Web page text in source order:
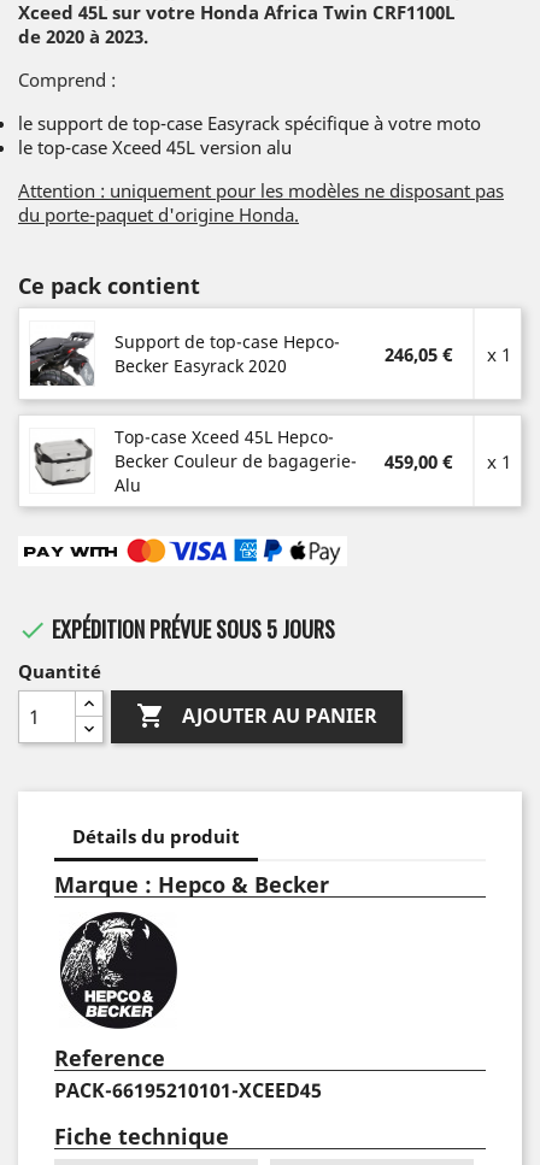
Xceed 45L sur votre Honda Africa Twin CRF1100L
de 2020 à 2023.
Comprend :
le support de top-case Easyrack spécifique à votre moto
le top-case Xceed 45L version alu
Attention : uniquement pour les modèles ne disposant pas
du porte-paquet d'origine Honda.
Ce pack contient
Support de top-case Hepco-
Becker Easyrack 2020
246,05 € x 1
Top-case Xceed 45L Hepco-
Becker Couleur de bagagerie-
Alu
459,00 € x 1
 EXPÉDITION PRÉVUE SOUS 5 JOURS
Quantité
 AJOUTER AU PANIER
Détails du produit
Marque : Hepco & Becker
Reference
PACK-66195210101-XCEED45
Fiche technique